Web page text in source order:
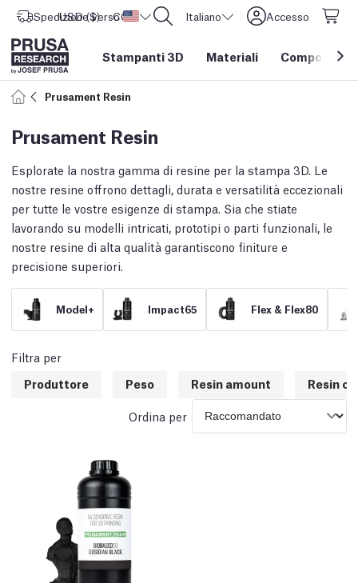
Spedizione verso Stati Uniti d'America
USD ($) CORE One L: Ora disponibile! Italiano Accesso
Stampanti 3D Materiali Componenti
Prusament Resin
Prusament Resin
Esplorate la nostra gamma di resine per la stampa 3D. Le
nostre resine offrono dettagli, durata e versatilità eccezionali
per tutte le vostre esigenze di stampa. Sia che stiate
lavorando su modelli intricati, prototipi o parti funzionali, le
nostre resine di alta qualità garantiscono finiture e
precisione superiori.
Model+ Impact65 Flex & Flex80
Filtra per
Produttore
Peso Resin amount Resin
Ordina per